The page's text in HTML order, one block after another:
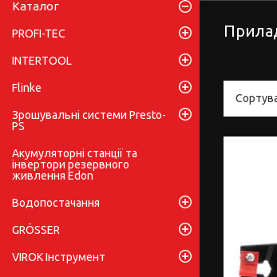
Каталог
PROFI-TEC
INTERTOOL
Flinke
Зрошувальні системи Presto-
PS
Акумуляторні станції та
інвертори резервного
живлення Edon
Водопостачання
GRÖSSER
VIROK Інструмент